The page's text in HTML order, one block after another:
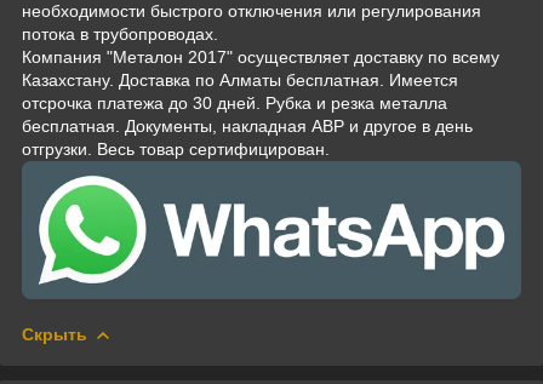
необходимости быстрого отключения или регулирования
потока в трубопроводах.
Компания "Металон 2017" осуществляет доставку по всему
Казахстану. Доставка по Алматы бесплатная. Имеется
отсрочка платежа до 30 дней. Рубка и резка металла
бесплатная. Документы, накладная АВР и другое в день
отгрузки. Весь товар сертифицирован.
Скрыть